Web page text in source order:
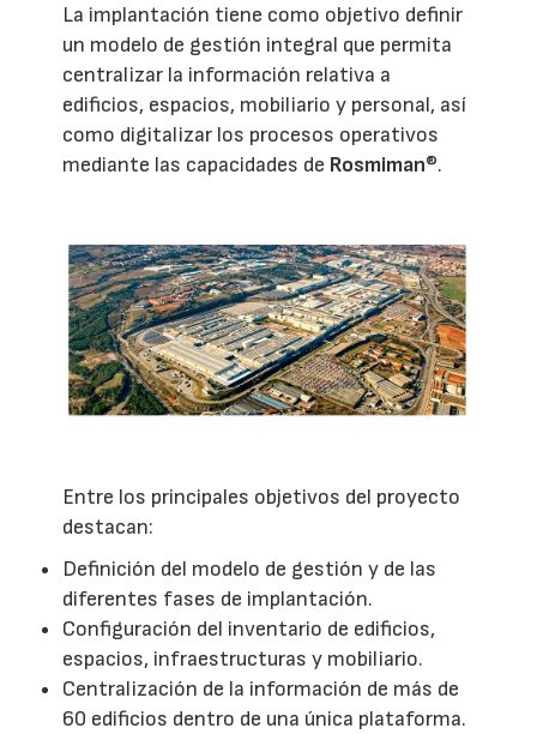
La implantación tiene como objetivo definir
un modelo de gestión integral que permita
centralizar la información relativa a
edificios, espacios, mobiliario y personal, así
como digitalizar los procesos operativos
mediante las capacidades de Rosmiman®.
Entre los principales objetivos del proyecto
destacan:
Definición del modelo de gestión y de las
diferentes fases de implantación.
Configuración del inventario de edificios,
espacios, infraestructuras y mobiliario.
Centralización de la información de más de
60 edificios dentro de una única plataforma.